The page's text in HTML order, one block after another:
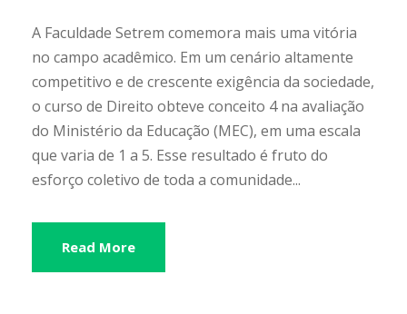
A Faculdade Setrem comemora mais uma vitória
no campo acadêmico. Em um cenário altamente
competitivo e de crescente exigência da sociedade,
o curso de Direito obteve conceito 4 na avaliação
do Ministério da Educação (MEC), em uma escala
que varia de 1 a 5. Esse resultado é fruto do
esforço coletivo de toda a comunidade...
Read More